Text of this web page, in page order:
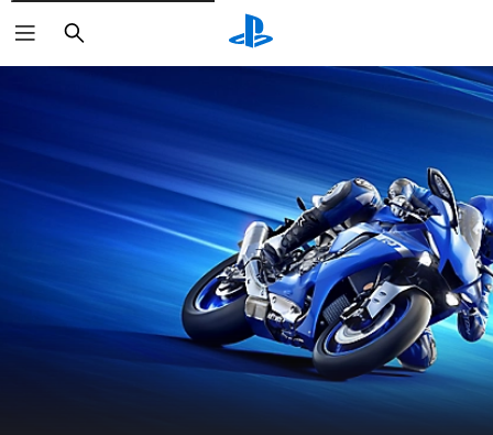
Buscar